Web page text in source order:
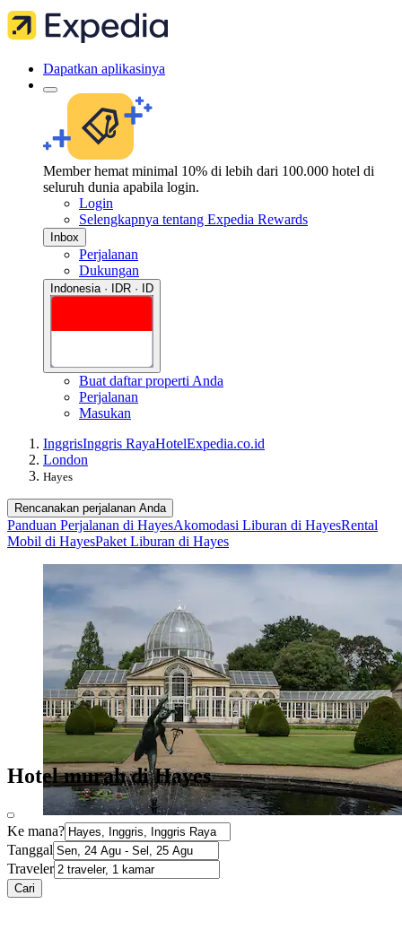
Dapatkan aplikasinya
Member hemat minimal 10% di lebih dari 100.000 hotel di
seluruh dunia apabila login.
Login
Selengkapnya tentang Expedia Rewards
Inbox
Perjalanan
Dukungan
Indonesia · IDR · ID
Buat daftar properti Anda
Perjalanan
Masukan
InggrisInggris RayaHotelExpedia.co.id
London
Hayes
Rencanakan perjalanan Anda
Panduan Perjalanan di HayesAkomodasi Liburan di HayesRental
Mobil di HayesPaket Liburan di Hayes
Hotel murah di Hayes
Ke mana?
Tanggal
Traveler
Cari